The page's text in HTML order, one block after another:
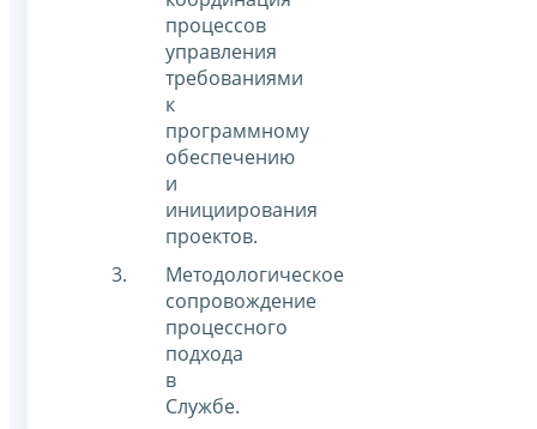
процессов
управления
требованиями
к
программному
обеспечению
и
инициирования
проектов.
Методологическое
сопровождение
процессного
подхода
в
Службе.